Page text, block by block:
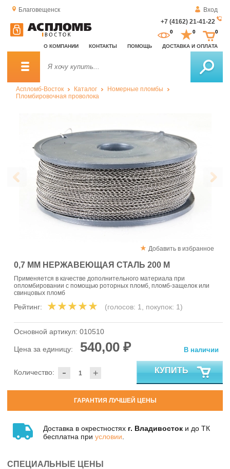
Благовещенск
Вход
+7 (4162) 21-41-22
О КОМПАНИИ КОНТАКТЫ ПОМОЩЬ ДОСТАВКА И ОПЛАТА
0 0 0
Аспломб-Восток Каталог
Номерные пломбы
Пломбировочная проволока
Добавить в избранное
0,7 ММ НЕРЖАВЕЮЩАЯ СТАЛЬ 200 М
Применяется в качестве дополнительного материала при
опломбировании с помощью роторных пломб, пломб-защелок или
свинцовых пломб
Рейтинг: (голосов: 1, покупок: 1)
Основной артикул: 010510
Цена за единицу: 540,00 ₽
- +
Количество:
В наличии
КУПИТЬ
ГАРАНТИЯ ЛУЧШЕЙ ЦЕНЫ
Доставка в окрестностях г. Владивосток и до ТК
бесплатна при условии
СПЕЦИАЛЬНЫЕ ЦЕНЫ